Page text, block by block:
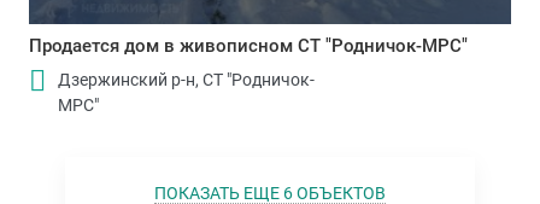
Продается дом в живописном СТ "Родничок-МРС"
Дзержинский р-н, СТ "Родничок-
МРС"
ПОКАЗАТЬ ЕЩЕ 6 ОБЪЕКТОВ